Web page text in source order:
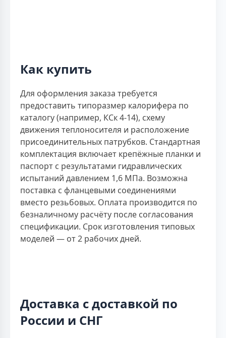
Как купить
Для оформления заказа требуется
предоставить типоразмер калорифера по
каталогу (например, КСк 4-14), схему
движения теплоносителя и расположение
присоединительных патрубков. Стандартная
комплектация включает крепёжные планки и
паспорт с результатами гидравлических
испытаний давлением 1,6 МПа. Возможна
поставка с фланцевыми соединениями
вместо резьбовых. Оплата производится по
безналичному расчёту после согласования
спецификации. Срок изготовления типовых
моделей — от 2 рабочих дней.
Доставка с доставкой по
России и СНГ